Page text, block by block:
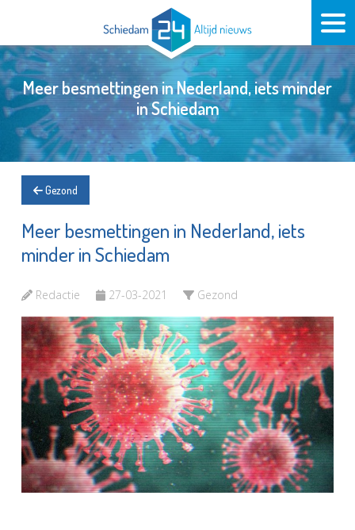
Meer besmettingen in Nederland, iets minder
in Schiedam
Gezond
Meer besmettingen in Nederland, iets
minder in Schiedam
Redactie 27-03-2021 Gezond